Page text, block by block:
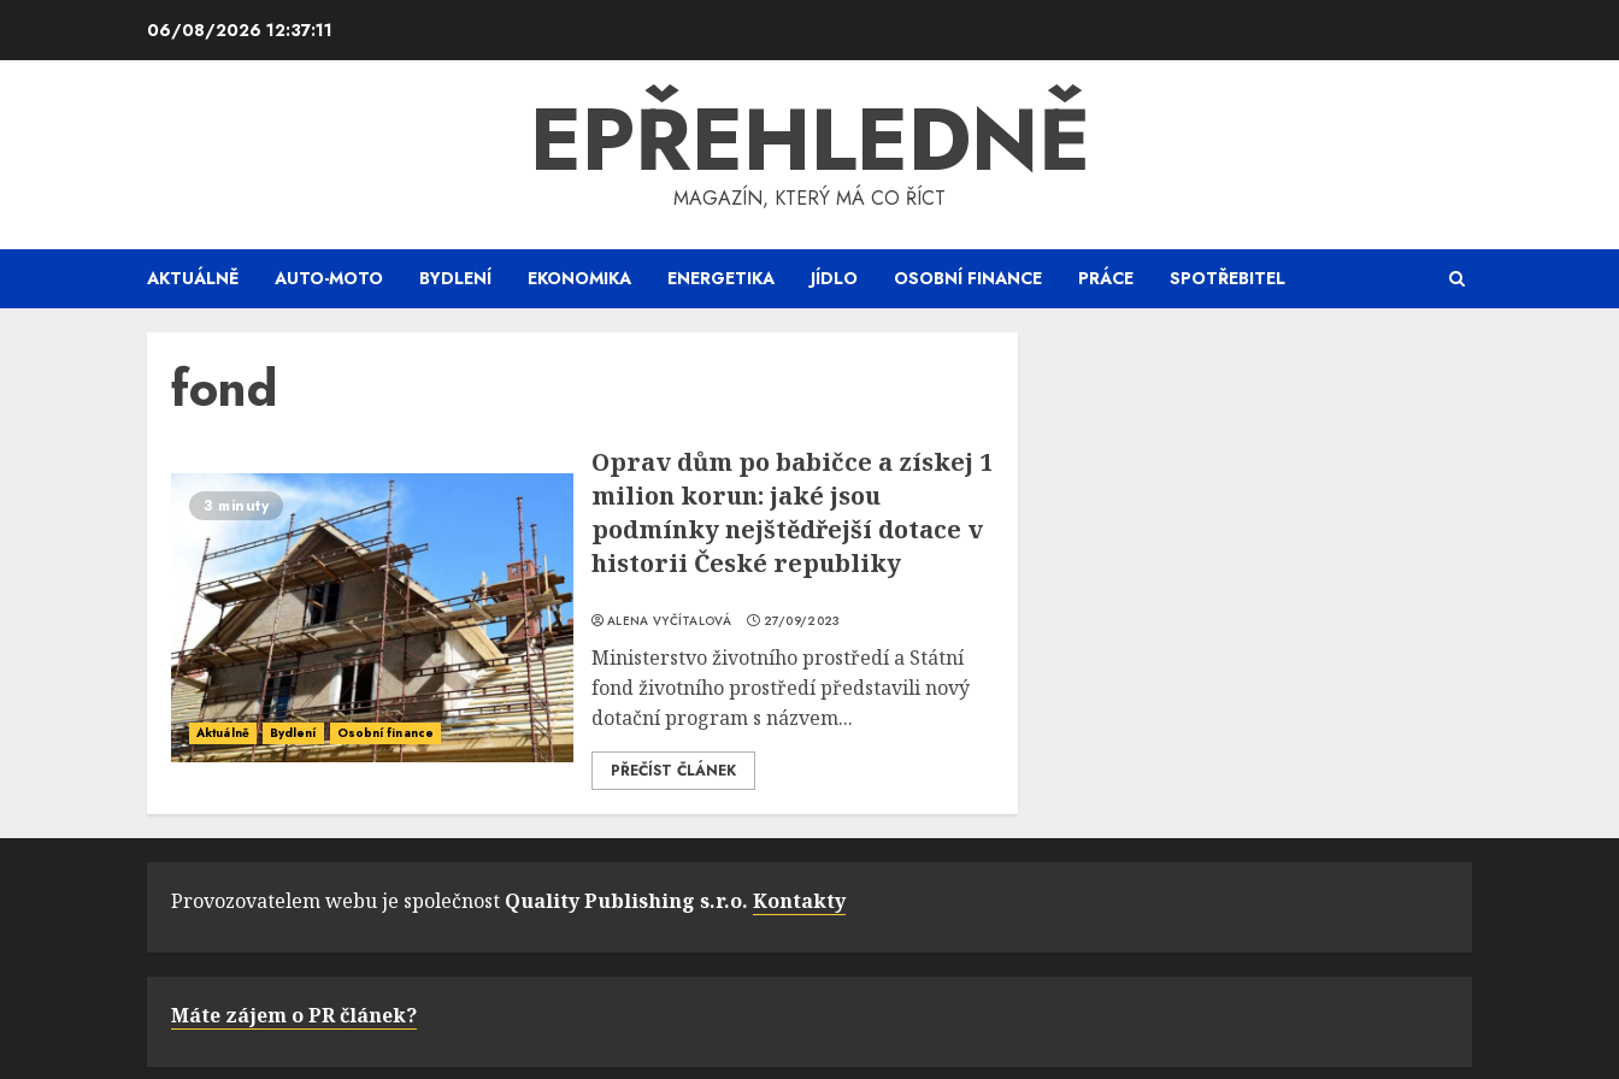
06/08/2026 12:37:11
EPŘEHLEDNĚ
MAGAZÍN, KTERÝ MÁ CO ŘÍCT
AKTUÁLNĚ AUTO-MOTO BYDLENÍ EKONOMIKA ENERGETIKA JÍDLO OSOBNÍ FINANCE PRÁCE SPOTŘEBITEL
fond
3 minuty
Aktuálně Bydlení Osobní finance
Oprav dům po babičce a získej 1
milion korun: jaké jsou
podmínky nejštědřejší dotace v
historii České republiky
ALENA VYČÍTALOVÁ 27/09/2023
Ministerstvo životního prostředí a Státní
fond životního prostředí představili nový
dotační program s názvem...
PŘEČÍST ČLÁNEK
Provozovatelem webu je společnost Quality Publishing s.r.o. Kontakty
Máte zájem o PR článek?